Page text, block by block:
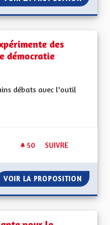
des
démocratie
débats avec l'outil
: Autres
50 50 ABONNÉS
SUIVRE
VOIR LA PROPOSITION UNE